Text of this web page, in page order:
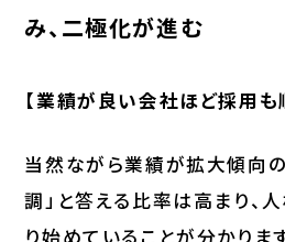
み、二極化が進む
【業績が良い会社ほど採用も
当然ながら業績が拡大傾向
調」と答える比率は高まり、
り始めていることが分かりま